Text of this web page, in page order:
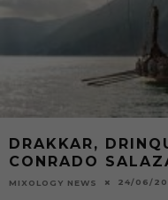
DRAKKAR,
CONRADO
MIXOLOGY NEWS 24/06/